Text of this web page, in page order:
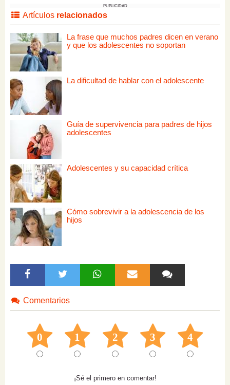
PUBLICIDAD
Artículos relacionados
La frase que muchos padres dicen en verano
y que los adolescentes no soportan
La dificultad de hablar con el adolescente
Guía de supervivencia para padres de hijos
adolescentes
Adolescentes y su capacidad crítica
Cómo sobrevivir a la adolescencia de los
hijos
Comentarios
0 1 2 3 4
¡Sé el primero en comentar!